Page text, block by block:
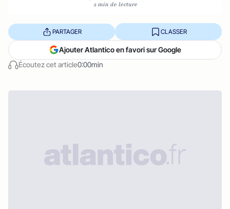
2 min de lecture
Écoutez cet article0:00min
PARTAGER CLASSER
Ajouter Atlantico en favori sur Google